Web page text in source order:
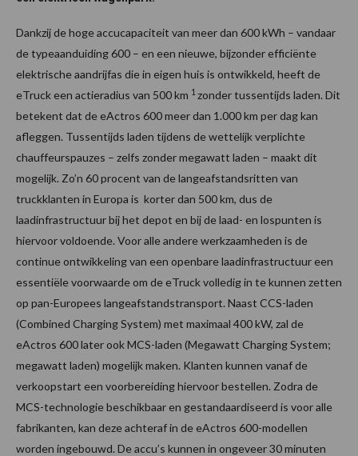
Dankzij de hoge accucapaciteit van meer dan 600 kWh – vandaar
de typeaanduiding 600 – en een nieuwe, bijzonder efficiënte
elektrische aandrijfas die in eigen huis is ontwikkeld, heeft de
eTruck een actieradius van 500 km 1 zonder tussentijds laden. Dit
betekent dat de eActros 600 meer dan 1.000 km per dag kan
afleggen. Tussentijds laden tijdens de wettelijk verplichte
chauffeurspauzes – zelfs zonder megawatt laden – maakt dit
mogelijk. Zo’n 60 procent van de langeafstandsritten van
truckklanten in Europa is korter dan 500 km, dus de
laadinfrastructuur bij het depot en bij de laad- en lospunten is
hiervoor voldoende. Voor alle andere werkzaamheden is de
continue ontwikkeling van een openbare laadinfrastructuur een
essentiële voorwaarde om de eTruck volledig in te kunnen zetten
op pan-Europees langeafstandstransport. Naast CCS-laden
(Combined Charging System) met maximaal 400 kW, zal de
eActros 600 later ook MCS-laden (Megawatt Charging System;
megawatt laden) mogelijk maken. Klanten kunnen vanaf de
verkoopstart een voorbereiding hiervoor bestellen. Zodra de
MCS-technologie beschikbaar en gestandaardiseerd is voor alle
fabrikanten, kan deze achteraf in de eActros 600-modellen
worden ingebouwd. De accu’s kunnen in ongeveer 30 minuten